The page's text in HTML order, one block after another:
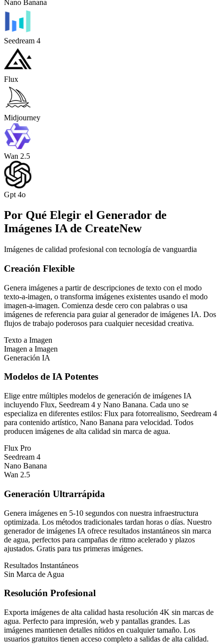
Nano Banana
Seedream 4
Flux
Midjourney
Wan 2.5
Gpt 4o
Por Qué Elegir el Generador de
Imágenes IA de CreateNew
Imágenes de calidad profesional con tecnología de vanguardia
Creación Flexible
Genera imágenes a partir de descripciones de texto con el modo
texto-a-imagen, o transforma imágenes existentes usando el modo
imagen-a-imagen. Comienza desde cero con palabras o usa
imágenes de referencia para guiar al generador de imágenes IA. Dos
flujos de trabajo poderosos para cualquier necesidad creativa.
Texto a Imagen
Imagen a Imagen
Generación IA
Modelos de IA Potentes
Elige entre múltiples modelos de generación de imágenes IA
incluyendo Flux, Seedream 4 y Nano Banana. Cada uno se
especializa en diferentes estilos: Flux para fotorrealismo, Seedream 4
para contenido artístico, Nano Banana para velocidad. Todos
producen imágenes de alta calidad sin marca de agua.
Flux Pro
Seedream 4
Nano Banana
Wan 2.5
Generación Ultrarrápida
Genera imágenes en 5-10 segundos con nuestra infraestructura
optimizada. Los métodos tradicionales tardan horas o días. Nuestro
generador de imágenes IA ofrece resultados instantáneos sin marca
de agua, perfectos para campañas de ritmo acelerado y plazos
ajustados. Gratis para tus primeras imágenes.
Resultados Instantáneos
Sin Marca de Agua
Resolución Profesional
Exporta imágenes de alta calidad hasta resolución 4K sin marcas de
agua. Perfecto para impresión, web y pantallas grandes. Las
imágenes mantienen detalles nítidos en cualquier tamaño. Los
usuarios gratuitos tienen acceso completo a salidas de alta calidad.